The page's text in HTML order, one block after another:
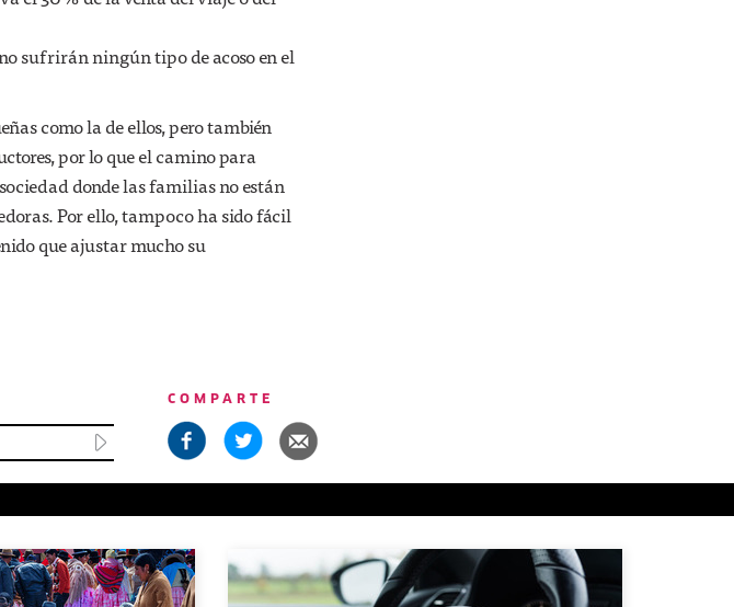
sufrirán ningún tipo de acoso en el
como la de ellos, pero también
por lo que el camino para
donde las familias no están
Por ello, tampoco ha sido fácil
que ajustar mucho su
COMPARTE